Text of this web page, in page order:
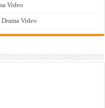
Video
Video